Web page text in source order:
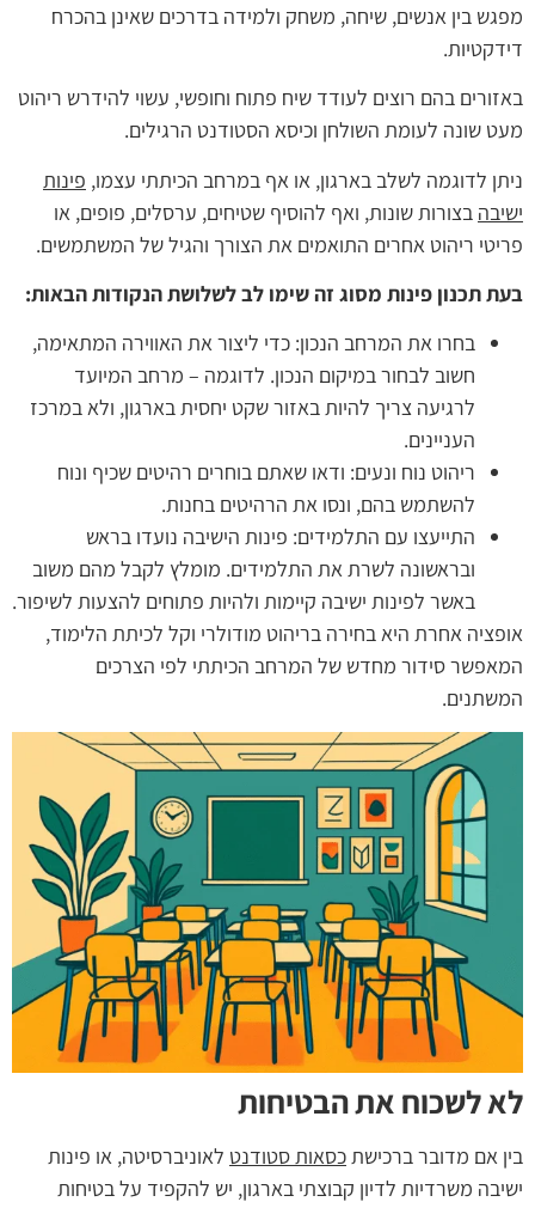
מפגש בין אנשים, שיחה, משחק ולמידה בדרכים שאינן בהכרח
דידקטיות.
באזורים בהם רוצים לעודד שיח פתוח וחופשי, עשוי להידרש ריהוט
מעט שונה לעומת השולחן וכיסא הסטודנט הרגילים.
ניתן לדוגמה לשלב בארגון, או אף במרחב הכיתתי עצמו, פינות
ישיבה בצורות שונות, ואף להוסיף שטיחים, ערסלים, פופים, או
פריטי ריהוט אחרים התואמים את הצורך והגיל של המשתמשים.
בעת תכנון פינות מסוג זה שימו לב לשלושת הנקודות הבאות:
בחרו את המרחב הנכון: כדי ליצור את האווירה המתאימה,
חשוב לבחור במיקום הנכון. לדוגמה – מרחב המיועד
לרגיעה צריך להיות באזור שקט יחסית בארגון, ולא במרכז
העניינים.
ריהוט נוח ונעים: ודאו שאתם בוחרים רהיטים שכיף ונוח
להשתמש בהם, ונסו את הרהיטים בחנות.
התייעצו עם התלמידים: פינות הישיבה נועדו בראש
ובראשונה לשרת את התלמידים. מומלץ לקבל מהם משוב
באשר לפינות ישיבה קיימות ולהיות פתוחים להצעות לשיפור.
אופציה אחרת היא בחירה בריהוט מודולרי וקל לכיתת הלימוד,
המאפשר סידור מחדש של המרחב הכיתתי לפי הצרכים
המשתנים.
לא לשכוח את הבטיחות
בין אם מדובר ברכישתכסאות סטודנט לאוניברסיטה, או פינות
ישיבה משרדיות לדיון קבוצתי בארגון, יש להקפיד על בטיחות